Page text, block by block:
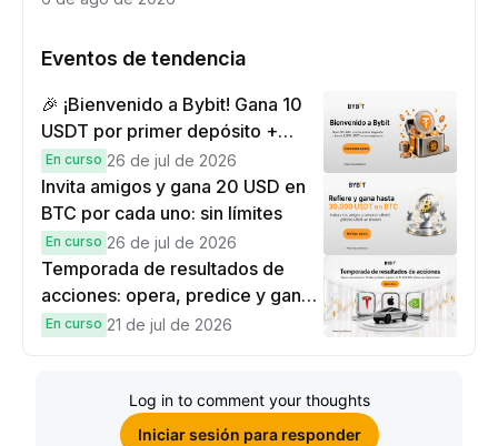
Eventos de tendencia
🎉 ¡Bienvenido a Bybit! Gana 10
USDT por primer depósito +
hasta 9,999 USDT en
recompensas
En curso 26 de jul de 2026
Invita amigos y gana 20 USD en
BTC por cada uno: sin límites
En curso 26 de jul de 2026
Temporada de resultados de
acciones: opera, predice y gana
una Cybertruck.
En curso 21 de jul de 2026
Log in to comment your thoughts
Iniciar sesión para responder